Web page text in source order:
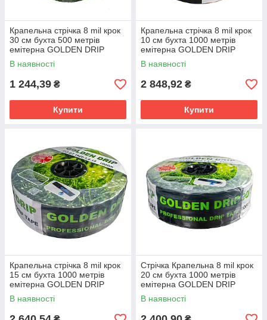
Крапельна стрічка 8 mil крок
30 см бухта 500 метрів
емітерна GOLDEN DRIP
В наявності
1 244,39 ₴
Купити
Крапельна стрічка 8 mil крок
10 см бухта 1000 метрів
емітерна GOLDEN DRIP
В наявності
2 848,92 ₴
Купити
Крапельна стрічка 8 mil крок
15 см бухта 1000 метрів
емітерна GOLDEN DRIP
В наявності
Стрічка Крапельна 8 mil крок
20 см бухта 1000 метрів
емітерна GOLDEN DRIP
В наявності